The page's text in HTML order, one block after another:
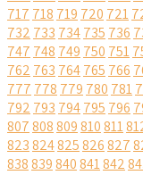
717 718 719 720 721
732 733 734735 736
747 748 749 750 751
762 763 764765 766
777 778 779 780 781
792 793 794795 796
807808809810811
823824825826827
838839840841842